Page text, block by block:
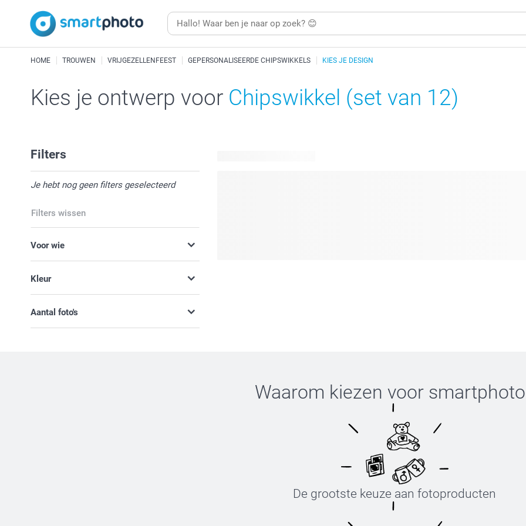
HOME TROUWEN VRIJGEZELLENFEEST GEPERSONALISEERDE CHIPSWIKKELS KIES JE DESIGN
Kies je ontwerp voor Chipswikkel (set van 12)
Filters
Je hebt nog geen filters geselecteerd
Filters wissen
Voor wie
Vrienden (5)
Kleur
Aantal foto's
Waarom kiezen voor smartphoto
De grootste keuze aan fotoproducten